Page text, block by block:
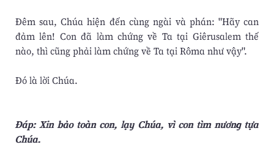
Ðêm sau, Chúa hiện đến cùng ngài và phán: "Hãy can
đảm lên! Con đã làm chứng về Ta tại Giêrusalem thế
nào, thì cũng phải làm chứng về Ta tại Rôma như vậy".
Ðó là lời Chúa.
Ðáp: Xin bảo toàn con, lạy Chúa, vì con tìm nương tựa
Chúa.